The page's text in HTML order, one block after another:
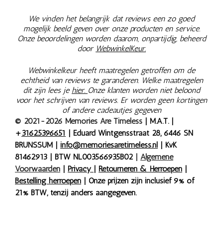
We vinden het belangrijk dat reviews een zo goed
mogelijk beeld geven over onze producten en service.
Onze beoordelingen worden daarom, onpartijdig, beheerd
door WebwinkelKeur.
Webwinkelkeur heeft maatregelen getroffen om de
echtheid van reviews te garanderen. Welke maatregelen
dit zijn lees je hier. Onze klanten worden niet beloond
voor het schrijven van reviews. Er worden geen kortingen
of andere cadeautjes gegeven
© 2021-2026 Memories Are Timeless | M.A.T. |
+31625396651
| Eduard Wintgensstraat 28, 6446 SN
BRUNSSUM | info@memoriesaretimeless.nl
| KvK
81462913 | BTW NL003566935B02
Algemene
Voorwaarden
Privacy Retourneren & Herroepen
Bestelling herroepen | Onze prijzen zijn inclusief 9% of
21% BTW, tenzij anders aangegeven.